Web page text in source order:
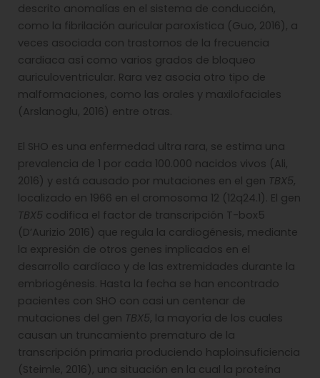
descrito anomalías en el sistema de conducción,
como la fibrilación auricular paroxística (Guo, 2016), a
veces asociada con trastornos de la frecuencia
cardiaca así como varios grados de bloqueo
auriculoventricular. Rara vez asocia otro tipo de
malformaciones, como las orales y maxilofaciales
(Arslanoglu, 2016) entre otras.
El SHO es una enfermedad ultra rara, se estima una
prevalencia de 1 por cada 100.000 nacidos vivos (Ali,
2016) y está causado por mutaciones en el gen TBX5,
localizado en 1966 en el cromosoma 12 (12q24.1). El gen
TBX5 codifica el factor de transcripción T-box5
(D’Aurizio 2016) que regula la cardiogénesis, mediante
la expresión de otros genes implicados en el
desarrollo cardíaco y de las extremidades durante la
embriogénesis. Hasta la fecha se han encontrado
pacientes con SHO con casi un centenar de
mutaciones del gen TBX5, la mayoría de los cuales
causan un truncamiento prematuro de la
transcripción primaria produciendo haploinsuficiencia
(Steimle, 2016), una situación en la cual la proteína